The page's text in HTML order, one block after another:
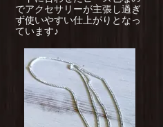
でアクセサリーが主張し過ぎ
ず使いやすい仕上がりとなっ
ています♪